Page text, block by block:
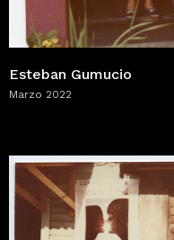
Esteban Gumucio
Marzo 2022